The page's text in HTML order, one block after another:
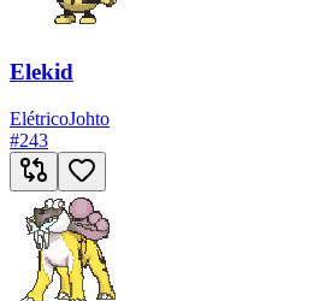
Elekid
ElétricoJohto
#243